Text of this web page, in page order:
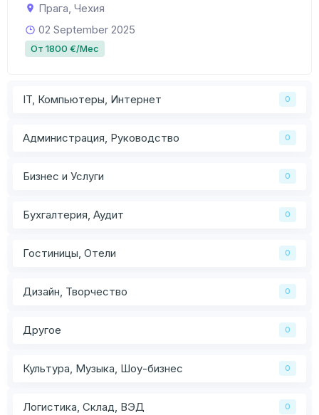
Прага, Чехия
02 September 2025
От 1800 €/Мес
IT, Компьютеры, Интернет 0
Администрация, Руководство 0
Бизнес и Услуги 0
Бухгалтерия, Аудит 0
Гостиницы, Отели 0
Дизайн, Творчество 0
Другое 0
Культура, Музыка, Шоу-бизнес 0
Логистика, Склад, ВЭД 0